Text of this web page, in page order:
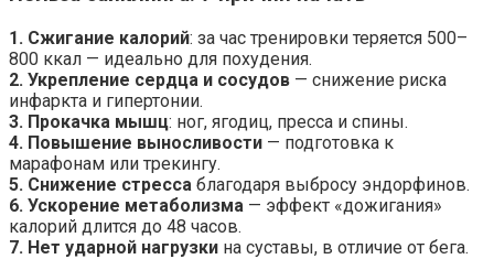
1. Сжигание калорий: за час тренировки теряется 500–
800 ккал — идеально для похудения.
2. Укрепление сердца и сосудов — снижение риска
инфаркта и гипертонии.
3. Прокачка мышц: ног, ягодиц, пресса и спины.
4. Повышение выносливости — подготовка к
марафонам или трекингу.
5. Снижение стресса благодаря выбросу эндорфинов.
6. Ускорение метаболизма — эффект «дожигания»
калорий длится до 48 часов.
7. Нет ударной нагрузки на суставы, в отличие от бега.